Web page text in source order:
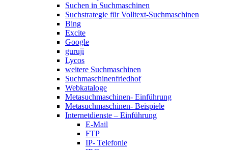
Suchen in Suchmaschinen
Suchstrategie für Volltext-Suchmaschinen
Bing
Excite
Google
guruji
Lycos
weitere Suchmaschinen
Suchmaschinenfriedhof
Webkataloge
Metasuchmaschinen- Einführung
Metasuchmaschinen- Beispiele
Internetdienste – Einführung
E-Mail
FTP
IP- Telefonie